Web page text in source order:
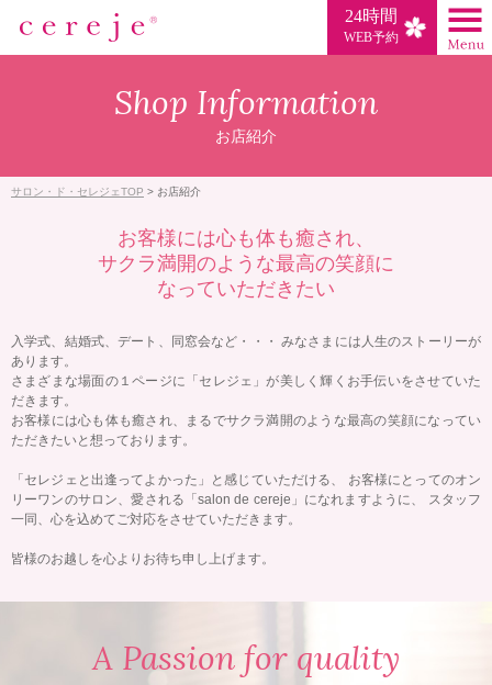
24時間
WEB予約
Shop Information
お店紹介
サロン・ド・セレジェTOP > お店紹介
お客様には心も体も癒され、
サクラ満開のような最高の笑顔に
なっていただきたい
入学式、結婚式、デート、同窓会など・・・ みなさまには人生のストーリーが
あります。
さまざまな場面の１ページに「セレジェ」が美しく輝くお手伝いをさせていた
だきます。
お客様には心も体も癒され、まるでサクラ満開のような最高の笑顔になってい
ただきたいと想っております。
「セレジェと出逢ってよかった」と感じていただける、
お客様にとってのオン
リーワンのサロン、愛される「salon de cereje」になれますように、
スタッフ
一同、心を込めてご対応をさせていただきます。
皆様のお越しを心よりお待ち申し上げます。
A Passion for quality